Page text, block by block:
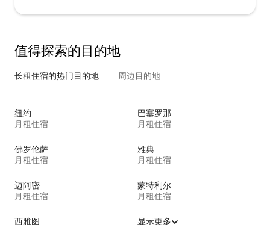
值得探索的目的地
长租住宿的热门目的地 周边目的地
纽约
月租住宿
巴塞罗那
月租住宿
佛罗伦萨
月租住宿
雅典
月租住宿
迈阿密
月租住宿
蒙特利尔
月租住宿
西雅图 显示更多